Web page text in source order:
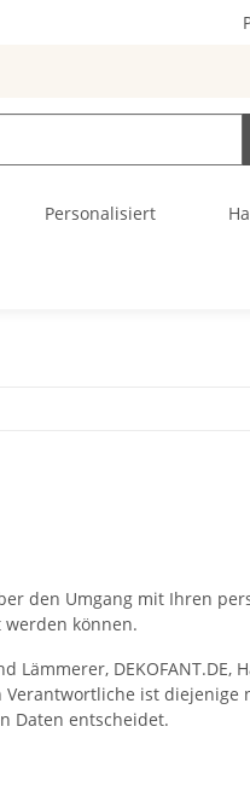
Personalisiert
den Umgang mit Ihren
können.
DEKOFANT.DE,
Verantwortliche ist
Daten entscheidet.